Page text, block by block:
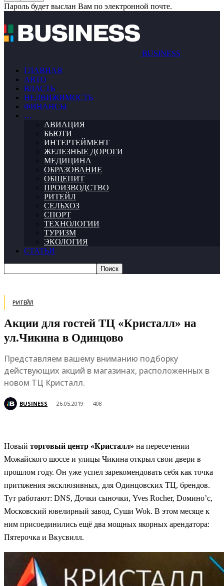
Пароль будет выслан Вам по электронной почте.
BUSINESS
ГЛАВНАЯ
АВТО
ВЛАСТЬ
НЕДВИЖИМОСТЬ
ФИНАНСЫ
…
АВИАЦИЯ
БЬЮТИ
ИНТЕРТЕЙМЕНТ
ЖЕЛЕЗНЫЕ ДОРОГИ
МЕДИЦИНА
ОБРАЗОВАНИЕ
ОБЩЕПИТ
ПРОИЗВОДСТВО
РИТЕЙЛ
СЕЛЬХОЗ
СПОРТ
ТЕХНОЛОГИИ
ТУРИЗМ
ЭКОЛОГИЯ
СТАТЬИ
РИТЕЙЛ
Акции для гостей ТЦ «Кристалл» на
ул.Чикина в Одинцово
Представляем вашему вниманию подборку
действующих акций в магазинах, расположенных в
новом ТЦ Кристалл.
BUSINESS 26.05.2019 408
Новый торговый центр «Кристалл» на пересечении
Можайского шоссе и улицы Чикина открыл свои двери в
прошлом году. Он уже успел зарекомендовать себя как точка
притяжения эксклюзивных, для Одинцовских ТЦ, брендов.
Тут работают: DNS, Дочки сыночки, Yves Rocher, Dомино’с,
Московский ювелирный завод, Суши Wok. В этом месяце к
ним присоединились ещё два мощных якорных арендатора:
Пятерочка и Вкусвилл.